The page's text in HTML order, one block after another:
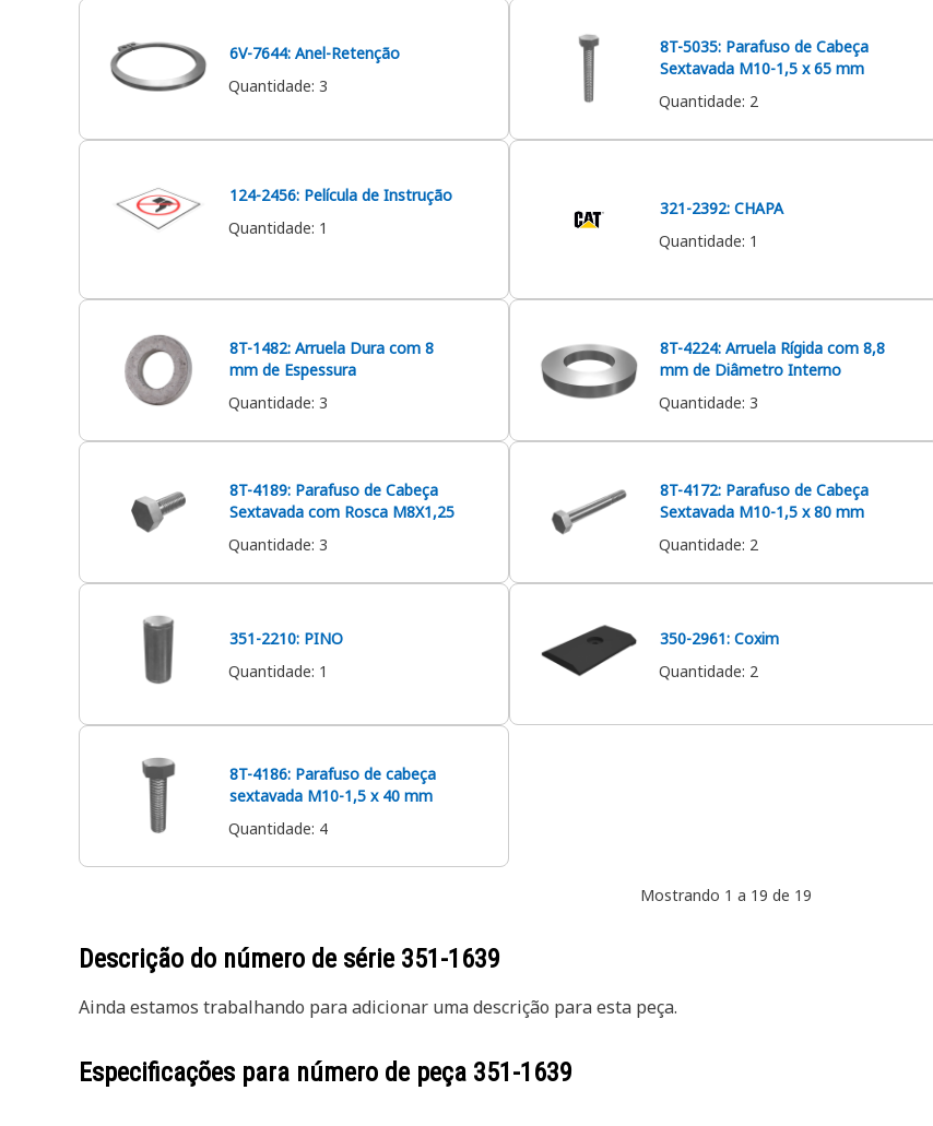
6V-7644: Anel-Retenção
Quantidade: 3
8T-5035: Parafuso de Cabeça
Sextavada M10-1,5 x 65 mm
Quantidade: 2
124-2456: Película de Instrução
Quantidade: 1
321-2392: CHAPA
Quantidade: 1
8T-1482: Arruela Dura com 8
mm de Espessura
Quantidade: 3
8T-4224: Arruela Rígida com 8,8
mm de Diâmetro Interno
Quantidade:3
8T-4189: Parafuso de Cabeça
Sextavada com Rosca M8X1,25
Quantidade: 3
8T-4172: Parafuso de Cabeça
Sextavada M10-1,5 x 80 mm
Quantidade: 2
351-2210: PINO
Quantidade: 1
350-2961: Coxim
Quantidade: 2
8T-4186: Parafuso de cabeça
sextavada M10-1,5 x 40 mm
Quantidade: 4
Mostrando 1 a 19 de 19
Descrição do número de série 351-1639
Ainda estamos trabalhando para adicionar uma descrição para esta peça.
Especificações para número de peça 351-1639